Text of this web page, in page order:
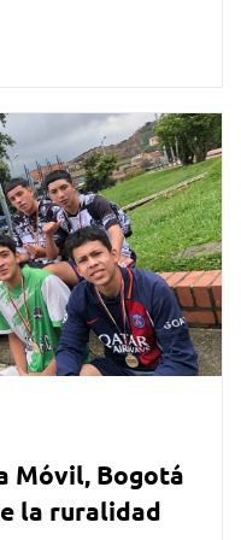
Móvil, Bogotá
la ruralidad